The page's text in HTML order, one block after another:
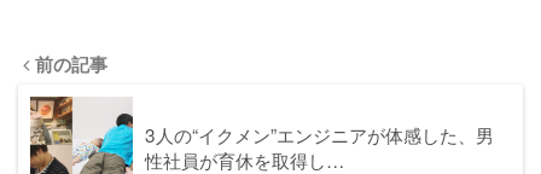
前の記事
3人の“イクメン”エンジニアが体感した、男
性社員が育休を取得し…